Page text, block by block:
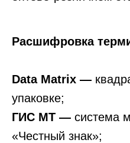
Расшифровка
Data Matrix —
упаковке;
ГИС МТ — система
«Честный знак»;